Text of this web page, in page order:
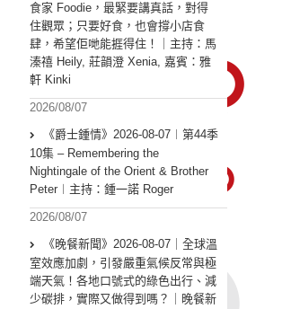
食家 Foodie，最緊要講真話，對得
住觀眾；只要好食，也會撐小店食
肆，希望佢哋能捱得住！｜主持：馬
溱禧 Heily, 莊韻澄 Xenia, 嘉賓：雅
軒 Kinki
2026/08/07
《爵士鍾情》2026-08-07︱第44季
10集 – Remembering the
Nightingale of the Orient & Brother
Peter︱主持：鍾一諾 Roger
2026/08/07
《晚餐新聞》2026-08-07｜全球溫
室效應加劇，引發嚴重氣候反常與極
端天氣！各地口號式的綠色出行、減
少碳排，實際又做得到嗎？｜晚餐新